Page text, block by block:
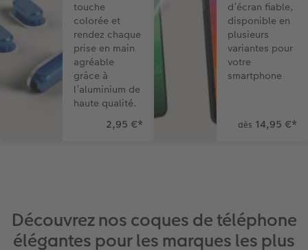
touche
colorée et
rendez chaque
prise en main
agréable
grâce à
l’aluminium de
haute qualité.
2,95 €*
d’écran fiable,
disponible en
plusieurs
variantes pour
votre
smartphone
dès 14,95 €*
Découvrez nos coques de téléphone
élégantes pour les marques les plus